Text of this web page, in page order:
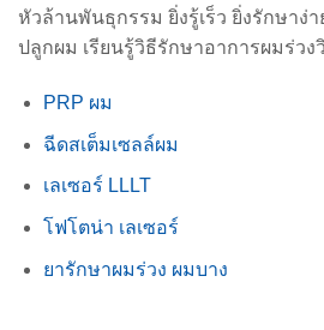
หัวล้านพันธุกรรม ยิ่งรู้เร็ว ยิ่งรักษาง่
ปลูกผม เรียนรู้วิธีรักษาอาการผมร่วง
PRP ผม
ฉีดสเต็มเซลล์ผม
เลเซอร์ LLLT
โฟโตน่า เลเซอร์
ยารักษาผมร่วง ผมบาง